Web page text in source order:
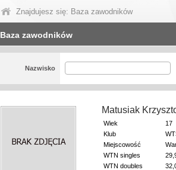
Znajdujesz się: Baza zawodników
Baza zawodników
Nazwisko
Matusiak
Wiek
17
Klub
Miejscowość
WTN singles
WTN doubles